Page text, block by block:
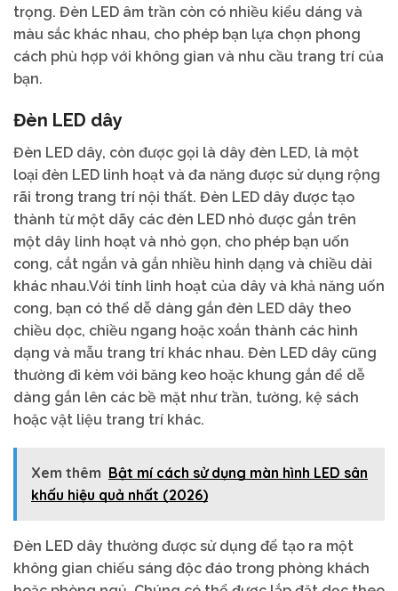
trọng. Đèn LED âm trần còn có nhiều kiểu dáng và
màu sắc khác nhau, cho phép bạn lựa chọn phong
cách phù hợp với không gian và nhu cầu trang trí của
bạn.
Đèn LED dây
Đèn LED dây, còn được gọi là dây đèn LED, là một
loại đèn LED linh hoạt và đa năng được sử dụng rộng
rãi trong trang trí nội thất. Đèn LED dây được tạo
thành từ một dãy các đèn LED nhỏ được gắn trên
một dây linh hoạt và nhỏ gọn, cho phép bạn uốn
cong, cắt ngắn và gắn nhiều hình dạng và chiều dài
khác nhau.Với tính linh hoạt của dây và khả năng uốn
cong, bạn có thể dễ dàng gắn đèn LED dây theo
chiều dọc, chiều ngang hoặc xoắn thành các hình
dạng và mẫu trang trí khác nhau. Đèn LED dây cũng
thường đi kèm với băng keo hoặc khung gắn để dễ
dàng gắn lên các bề mặt như trần, tường, kệ sách
hoặc vật liệu trang trí khác.
Xem thêm Bật mí cách sử dụng màn hình LED sân
khấu hiệu quả nhất (2026)
Đèn LED dây thường được sử dụng để tạo ra một
không gian chiếu sáng độc đáo trong phòng khách